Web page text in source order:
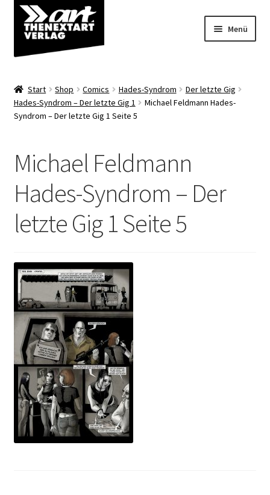
Zur
Navigation
springen
Zum
Inhalt
springen
Menü
Shop
Start Shop Comics Hades-Syndrom
Der letzte Gig
Hades-Syndrom – Der letzte Gig 1
Michael Feldmann Hades-
Syndrom – Der letzte Gig 1 Seite 5
Michael Feldmann
Hades-Syndrom – Der
letzte Gig 1 Seite 5